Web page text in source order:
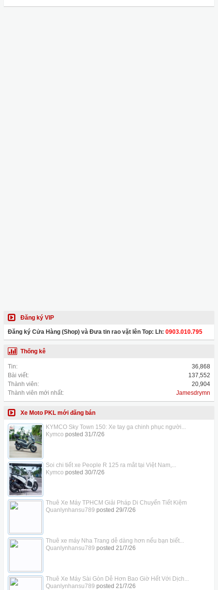
Đăng ký VIP
Đăng ký Cửa Hàng (Shop) và Đưa tin rao vặt lên Top: Lh: 0903.010.795
Thống kê
Tin:
36,868
Bài viết:
137,552
Thành viên:
20,904
Thành viên mới nhất:
Jamesdrymn
Xe Moto PKL mới đăng bán
KYMCO Sky Town 150: Xe tay ga chinh phục người...
Kymco posted 31/7/26
Soi chi tiết xe People R 125 ra mắt tại Việt Nam,...
Kymco posted 30/7/26
Thuê Xe Máy TPHCM Giải Pháp Di Chuyển Tiết Kiệm
Quanlynhansu789 posted 29/7/26
Thuê xe máy Nha Trang dễ dàng hơn nếu bạn biết...
Quanlynhansu789 posted 21/7/26
Thuê Xe Máy Sài Gòn Dễ Hơn Bao Giờ Hết Với Dịch...
Quanlynhansu789 posted 21/7/26